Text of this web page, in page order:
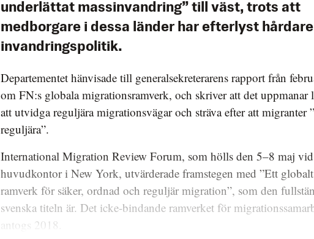
underlättat massinvandring” till väst, trots att
medborgare i dessa länder har efterlyst hårdare
invandringspolitik.
Departementet hänvisade till generalsekreterarens rapport från
om FN:s globala migrationsramverk, och skriver att det uppmanar
att utvidga reguljära migrationsvägar och sträva efter att migranter
reguljära”.
International Migration Review Forum, som hölls den 5–8 maj
huvudkontor i New York, utvärderade framstegen med ”Ett globalt
ramverk för säker, ordnad och reguljär migration”, som den
svenska titeln är. Det icke-bindande ramverket för
antogs 2018.